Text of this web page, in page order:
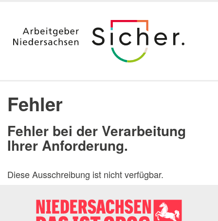
Duales Studium & Stipendium
Aktuelle Angebote
Jura
Praktika
Dienststellen
Messen
Fehler
Fehler bei der Verarbeitung
Ihrer Anforderung.
Diese Ausschreibung ist nicht verfügbar.